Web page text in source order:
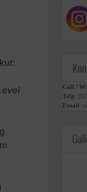
Call /
Telp:
Email: